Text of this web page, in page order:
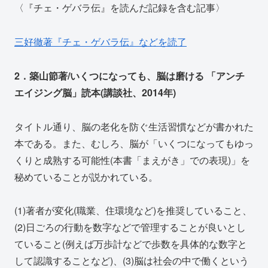
〈『チェ・ゲバラ伝』を読んだ記録を含む記事〉
三好徹著『チェ・ゲバラ伝』などを読了
2．築山節著/いくつになっても、脳は磨ける 「アンチ
エイジング脳」読本(講談社、2014年)
タイトル通り、脳の老化を防ぐ生活習慣などが書かれた
本である。また、むしろ、脳が「いくつになってもゆっ
くりと成熟する可能性(本書「まえがき」での表現)」を
秘めていることが説かれている。
(1)著者が変化(職業、住環境など)を推奨していること、
(2)日ごろの行動を数字などで管理することが良いとし
ていること(例えば万歩計などで歩数を具体的な数字と
して認識することなど)、(3)脳は社会の中で働くという